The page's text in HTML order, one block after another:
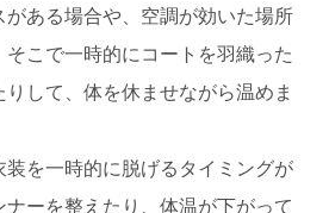
ある場合や、空調が効いた場所
そこで一時的にコートを羽織った
して、体を休ませながら温めま
装を一時的に脱げるタイミングが
ーを整えたり、体温が下がって